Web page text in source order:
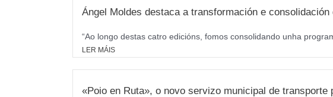
Ángel Moldes destaca a transformación e
“Ao longo destas catro edicións, fomos consolidando unha
LER MÁIS
«Poio en Ruta», o novo servizo municipal de